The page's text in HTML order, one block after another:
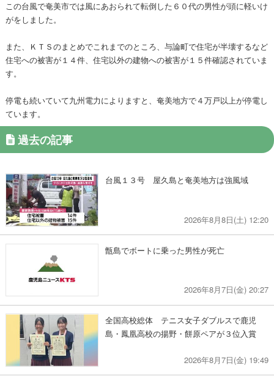
この台風で奄美市では風にあおられて転倒した６０代の男性が頭に軽いけ
がをしました。
また、ＫＴＳのまとめでこれまでのところ、与論町で住宅が半壊するなど
住宅への被害が１４件、住宅以外の建物への被害が１５件確認されていま
す。
停電も続いていて九州電力によりますと、奄美地方で４万戸以上が停電し
ています。
過去の記事
台風１３号 屋久島と奄美地方は強風域
2026年8月8日(土) 12:20
甑島でボートに乗った男性が死亡
2026年8月7日(金) 20:27
全国高校総体 テニス女子ダブルスで鹿児
島・鳳凰高校の揚野・餅原ペアが３位入賞
2026年8月7日(金) 19:49